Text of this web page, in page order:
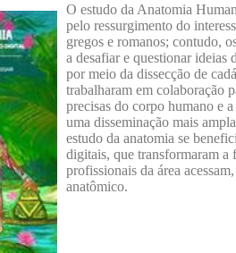
O estudo da Anatomia
pelo ressurgimento do
gregos e romanos; contudo,
a desafiar e questionar ideias
por meio da dissecção de
trabalharam em colaboração
precisas do corpo humano e
uma disseminação mais
estudo da anatomia se
digitais, que transformaram a
profissionais da área
anatômico.